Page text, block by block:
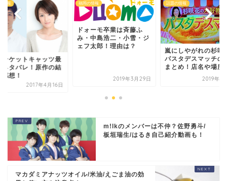
情報
ンケットキャッツ最
ネタバレ！原作の結
想！
2017年4月16日
福岡の情報
ドォーモ卒業は斉藤ふ
み・中島浩二・小雪・ジ
ェフ太郎！理由は？
2019年3月29日
話題の情報
嵐にしやがれの杉咲
パスタデスマッチの
まとめ！店名や場所
2019年1
m!lkのメンバーは不仲？佐野勇斗/
板垣瑞生/はるき自己紹介動画も！
マカダミアナッツオイル/米油/えごま油の効